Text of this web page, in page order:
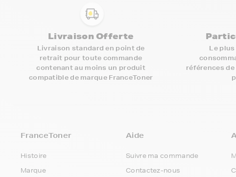
Livraison Offerte
Livraison standard en point de
retrait pour toute commande
contenant au moins un produit
compatible de marque FranceToner
Le
références
FranceToner
Histoire
Marque
Aide
Suivre ma commande
Contactez-nous